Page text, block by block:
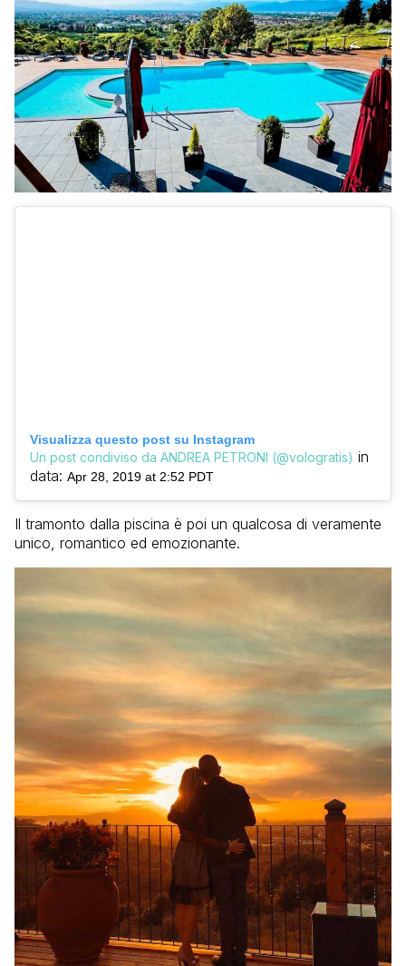
Visualizza questo post su Instagram
Un post condiviso da ANDREA PETRONI (@vologratis) in
data: Apr 28, 2019 at 2:52 PDT
Il tramonto dalla piscina è poi un qualcosa di veramente
unico, romantico ed emozionante.